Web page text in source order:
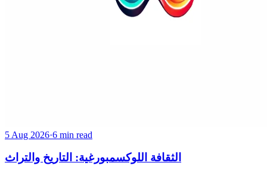
5 Aug 2026·6 min read
الثقافة اللوكسمبورغية: التاريخ والتراث